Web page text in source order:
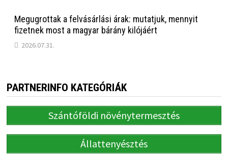
Megugrottak a felvásárlási árak: mutatjuk, mennyit
fizetnek most a magyar bárány kilójáért
2026.07.31.
PARTNERINFO KATEGÓRIÁK
Szántóföldi növénytermesztés
Állattenyésztés